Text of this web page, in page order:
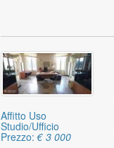
Affitto Uso
Studio/Ufficio
Prezzo:€ 3 000